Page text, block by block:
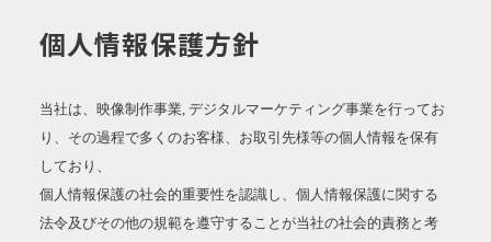
個人情報保護方針
当社は、映像制作事業, デジタルマーケティング事業を行ってお
り、その過程で多くのお客様、お取引先様等の個人情報を保有
しており、
個人情報保護の社会的重要性を認識し、個人情報保護に関する
法令及びその他の規範を遵守することが当社の社会的責務と考